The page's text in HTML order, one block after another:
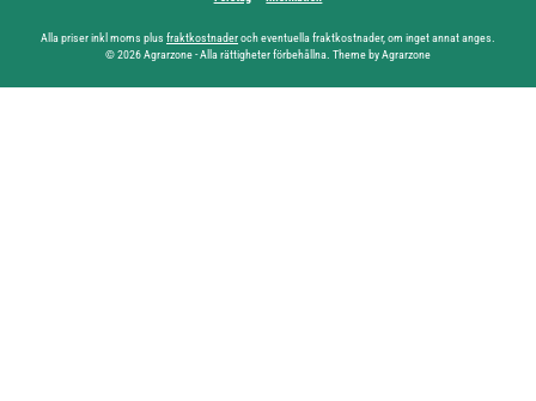
Alla priser inkl moms plus fraktkostnaderoch eventuella fraktkostnader, om inget annat anges.
© 2026 Agrarzone - Alla rättigheter förbehållna. Theme by Agrarzone